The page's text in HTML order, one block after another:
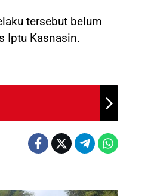
tersebut belum
Iptu Kasnasin.